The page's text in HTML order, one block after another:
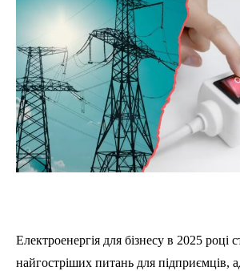
Електроенергія для бізнесу в 2025 році
найгостріших питань для підприємців,